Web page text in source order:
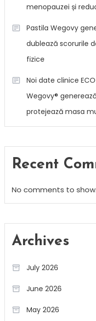
menopauzei și
Pastila Wegovy
dublează scorurile
fizice
Noi date clinice
Wegovy®
protejează masa
Recent
No comments to show.
Archives
July 2026
June 2026
May 2026